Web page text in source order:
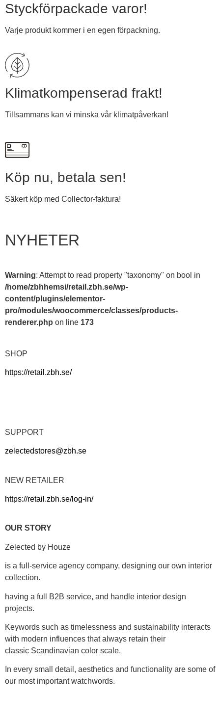
Styckförpackade varor!
Varje produkt kommer i en egen förpackning.
Klimatkompenserad frakt!
Tillsammans kan vi minska vår klimatpåverkan!
Köp nu, betala sen!
Säkert köp med Collector-faktura!
NYHETER
Warning: Attempt to read property "taxonomy" on bool in
/home/zbhhemsi/retail.zbh.se/wp-
content/plugins/elementor-
pro/modules/woocommerce/classes/products-
renderer.php on line 173
SHOP
https://retail.zbh.se/
SUPPORT
zelectedstores@zbh.se
NEW RETAILER
https://retail.zbh.se/log-in/
OUR STORY
Zelected by Houze
is a full-service agency company, designing our own interior
collection.
having a full B2B service, and handle interior design
projects.
Keywords such as timelessness and sustainability interacts
with modern influences that always retain their
classic Scandinavian color scale.
In every small detail, aesthetics and functionality are some of
our most important watchwords.